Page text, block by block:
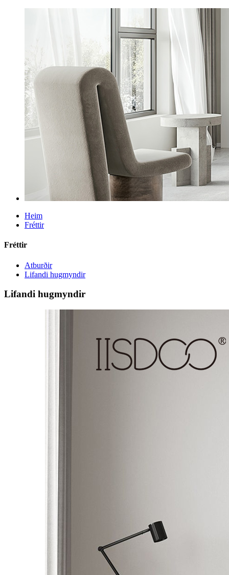
Heim
Fréttir
Fréttir
Atburðir
Lifandi hugmyndir
Lifandi hugmyndir